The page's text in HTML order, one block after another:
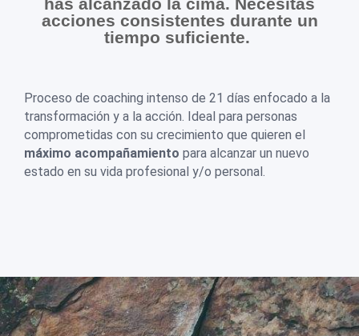
acciones consistentes durante un
tiempo suficiente.
Proceso de coaching intenso de 21 días enfocado a la
transformación y a la acción. Ideal para personas
comprometidas con su crecimiento que quieren el
máximo acompañamiento para alcanzar un nuevo
estado en su vida profesional y/o personal.